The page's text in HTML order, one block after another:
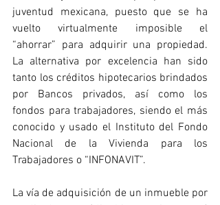
juventud mexicana, puesto que se ha
vuelto virtualmente imposible el
“ahorrar” para adquirir una propiedad.
La alternativa por excelencia han sido
tanto los créditos hipotecarios brindados
por Bancos privados, así como los
fondos para trabajadores, siendo el más
conocido y usado el Instituto del Fondo
Nacional de la Vivienda para los
Trabajadores o “INFONAVIT”.
La vía de adquisición de un inmueble por